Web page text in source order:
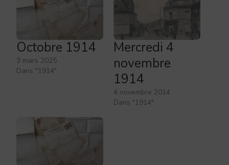
Octobre 1914
3 mars 2025
Dans "1914"
Mercredi 4
novembre
1914
4 novembre 2014
Dans "1914"